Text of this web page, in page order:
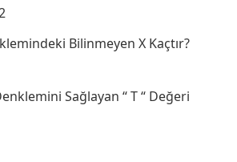
Bilinmeyen X Kaçtır?
Sağlayan “ T “ Değeri